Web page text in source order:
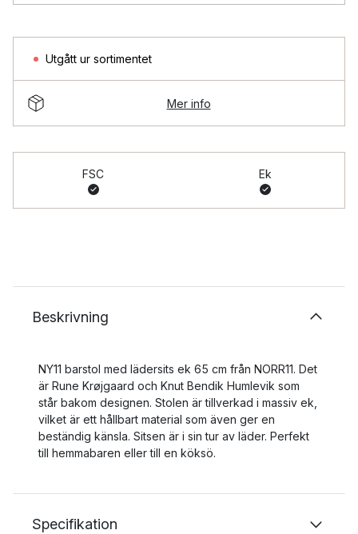
Utgått ur sortimentet
Mer info
FSC Ek
Beskrivning
NY11 barstol med lädersits ek 65 cm från NORR11. Det
är Rune Krøjgaard och Knut Bendik Humlevik som
står bakom designen. Stolen är tillverkad i massiv ek,
vilket är ett hållbart material som även ger en
beständig känsla. Sitsen är i sin tur av läder. Perfekt
till hemmabaren eller till en köksö.
Specifikation